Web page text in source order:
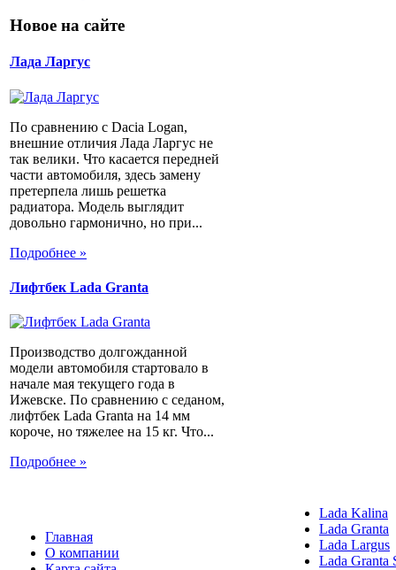
Новое на сайте
Лада Ларгус
По сравнению с Dacia Logan,
внешние отличия Лада Ларгус не
так велики. Что касается передней
части автомобиля, здесь замену
претерпела лишь решетка
радиатора. Модель выглядит
довольно гармонично, но при...
Подробнее »
Лифтбек Lada Granta
Производство долгожданной
модели автомобиля стартовало в
начале мая текущего года в
Ижевске. По сравнению с седаном,
лифтбек Lada Granta на 14 мм
короче, но тяжелее на 15 кг. Что...
Подробнее »
Главная
О компании
Lada Kalina
Lada Granta
Lada Largus
Lada Granta